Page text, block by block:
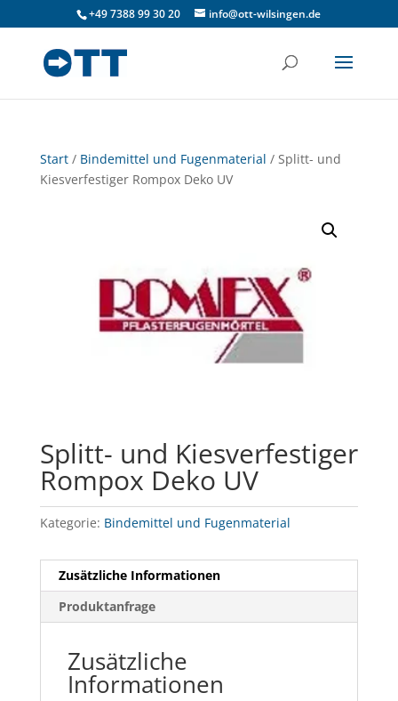
+49 7388 99 30 20 info@ott-wilsingen.de
Start/ Bindemittel und Fugenmaterial / Splitt- und
Kiesverfestiger Rompox Deko UV
Splitt- und Kiesverfestiger
Rompox Deko UV
Kategorie: Bindemittel und Fugenmaterial
Zusätzliche Informationen
Produktanfrage
Zusätzliche
Informationen